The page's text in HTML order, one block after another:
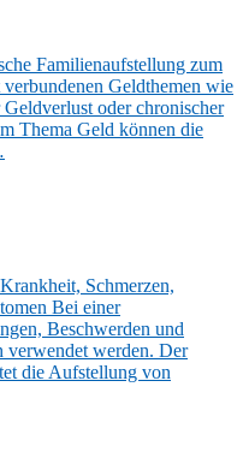
Familienaufstellung zum
Geldthemen wie
oder chronischer
Thema Geld können die
Schmerzen,
Bei einer
Beschwerden und
verwendet werden. Der
die Aufstellung von